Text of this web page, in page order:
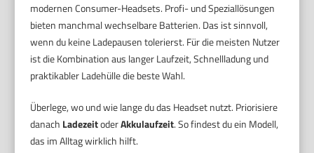
modernen Consumer-Headsets. Profi- und Speziallösungen
bieten manchmal wechselbare Batterien. Das ist sinnvoll,
wenn du keine Ladepausen tolerierst. Für die meisten Nutzer
ist die Kombination aus langer Laufzeit, Schnellladung und
praktikabler Ladehülle die beste Wahl.
Überlege, wo und wie lange du das Headset nutzt. Priorisiere
danach LadezeitoderAkkulaufzeit. So findest du ein Modell,
das im Alltag wirklich hilft.